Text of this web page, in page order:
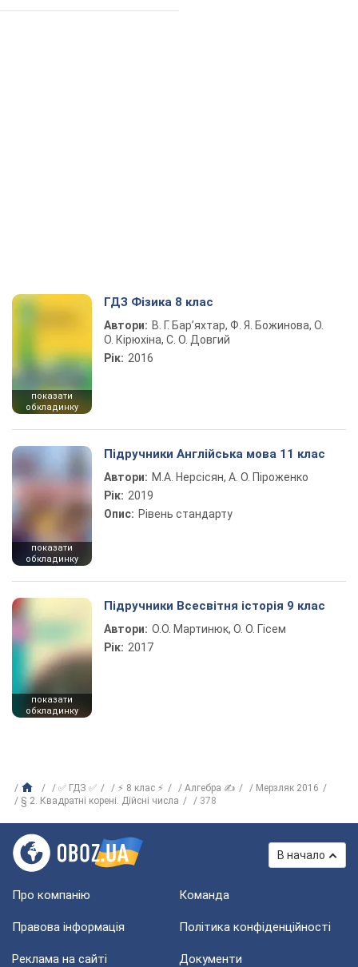
показати
обкладинку
ГДЗ Фізика 8 клас
Автори: В. Г. Бар’яхтар, Ф. Я. Божинова, О.
О. Кірюхіна, С. О. Довгий
Рік: 2016
показати
обкладинку
Підручники Англійська мова 11 клас
Автори: М.А. Нерсісян, А. О. Піроженко
Рік: 2019
Опис: Рівень стандарту
показати
обкладинку
Підручники Всесвітня історія 9 клас
Автори: О.О. Мартинюк, О. О. Гісем
Рік: 2017
✅ ГДЗ ✅ ⚡ 8 клас ⚡ Алгебра ✍
Мерзляк 2016
§ 2. Квадратні корені. Дійсні числа
378
В начало
Про компанію Команда
Правова інформація Політика конфіденційності
Реклама на сайті Документи